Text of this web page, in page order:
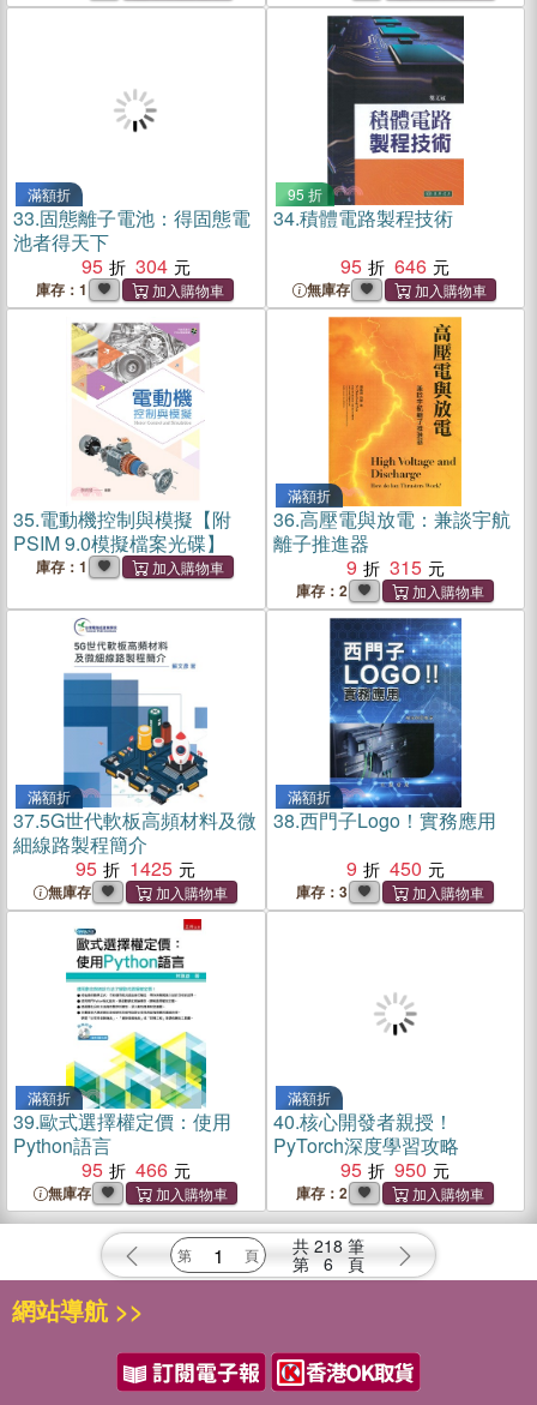
滿額折
33.固態離子電池：得固態電
池者得天下
95
304
庫存：1
95 折
34.積體電路製程技術
95
646
無庫存
35.電動機控制與模擬【附
PSIM 9.0模擬檔案光碟】
庫存：1
滿額折
36.高壓電與放電：兼談宇航
離子推進器
9
315
庫存：2
滿額折
37.5G世代軟板高頻材料及微
細線路製程簡介
95
1425
無庫存
滿額折
38.西門子Logo！實務應用
9
450
庫存：3
滿額折
39.歐式選擇權定價：使用
Python語言
95
466
無庫存
滿額折
40.核心開發者親授！
PyTorch深度學習攻略
95
950
庫存：2
共 218 筆
第 6 頁
網站導航 >>